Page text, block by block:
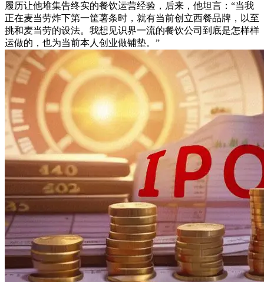
履历让他堆集告终实的餐饮运营经验，后来，他坦言：“当我
正在麦当劳炸下第一筐薯条时，就有当前创立西餐品牌，以至
挑和麦当劳的设法。我想见识界一流的餐饮公司到底是怎样样
运做的，也为当前本人创业做铺垫。”